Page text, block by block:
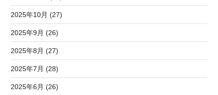
2025年10月 (27)
2025年9月 (26)
2025年8月 (27)
2025年7月 (28)
2025年6月 (26)